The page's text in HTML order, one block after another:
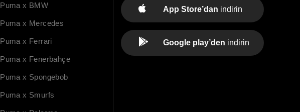
Puma x BMW
Puma x Mercedes
Puma x Ferrari
Puma x Fenerbahçe
Puma x Spongebob
Puma x Smurfs
App Store’dan indirin
Google play’den indirin